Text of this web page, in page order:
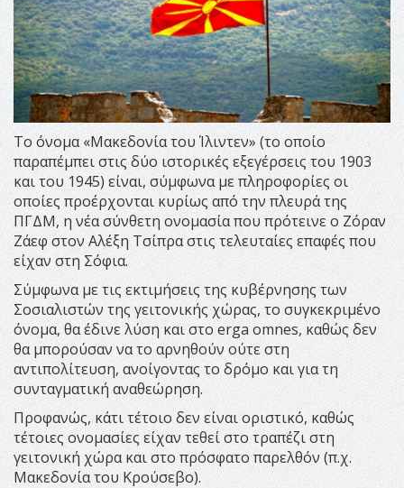
Το όνομα «Μακεδονία του Ίλιντεν» (το οποίο
παραπέμπει στις δύο ιστορικές εξεγέρσεις του 1903
και του 1945) είναι, σύμφωνα με πληροφορίες οι
οποίες προέρχονται κυρίως από την πλευρά της
ΠΓΔΜ, η νέα σύνθετη ονομασία που πρότεινε ο Ζόραν
Ζάεφ στον Αλέξη Τσίπρα στις τελευταίες επαφές που
είχαν στη Σόφια.
Σύμφωνα με τις εκτιμήσεις της κυβέρνησης των
Σοσιαλιστών της γειτονικής χώρας, το συγκεκριμένο
όνομα, θα έδινε λύση και στο erga omnes, καθώς δεν
θα μπορούσαν να το αρνηθούν ούτε στη
αντιπολίτευση, ανοίγοντας το δρόμο και για τη
συνταγματική αναθεώρηση.
Προφανώς, κάτι τέτοιο δεν είναι οριστικό, καθώς
τέτοιες ονομασίες είχαν τεθεί στο τραπέζι στη
γειτονική χώρα και στο πρόσφατο παρελθόν (π.χ.
Μακεδονία του Κρούσεβο).